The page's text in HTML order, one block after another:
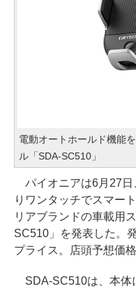
電動オートホールド機能
ル「SDA-SC510」
パイオニアは6月27日
りワンタッチでスマー
リアブランドの車載用
SC510」を発表した。
プライス。店頭予想価
SDA-SC510は、本体